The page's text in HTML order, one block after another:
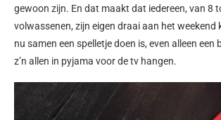
gewoon zijn. En dat maakt dat iedereen, van 8
volwassenen, zijn eigen draai aan het weekend
nu samen een spelletje doen is, even alleen een
z’n allen in pyjama voor de tv hangen.